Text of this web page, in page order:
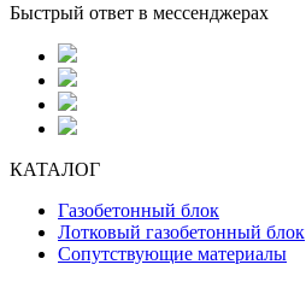
Быстрый ответ в мессенджерах
КАТАЛОГ
Газобетонный блок
Лотковый газобетонный блок
Сопутствующие материалы